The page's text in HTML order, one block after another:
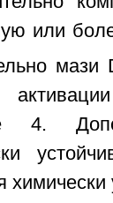
или
мази
4.